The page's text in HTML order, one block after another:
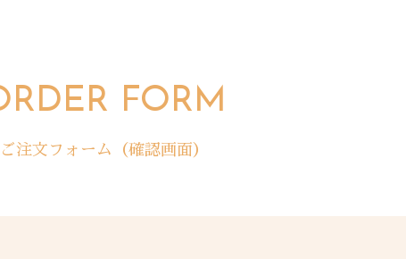
FORM
ご注文フォーム（確認画面）